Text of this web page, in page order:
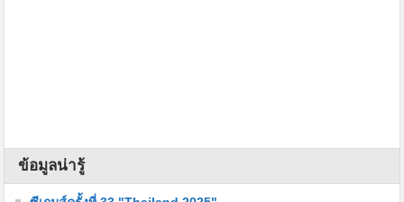
ข้อมูลน่ารู้